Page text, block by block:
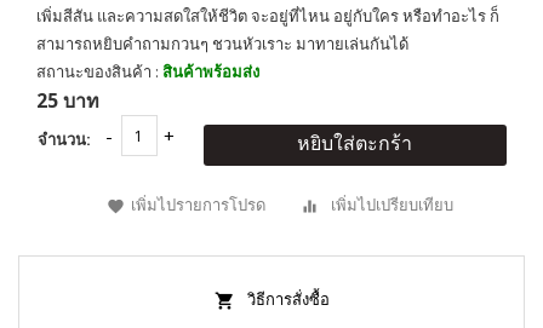
เพิ่มสีสัน และความสดใสให้ชีวิต จะอยู่ที่ไหน อยู่กับใคร หรือทำอะไร ก็
สามารถหยิบคำถามกวนๆ ชวนหัวเราะ มาทายเล่นกันได้
สถานะของสินค้า : สินค้าพร้อมส่ง
25 บาท
จำนวน: หยิบใส่ตะกร้า
เพิ่มไปรายการโปรด เพิ่มไปเปรียบเทียบ
วิธีการสั่งซื้อ